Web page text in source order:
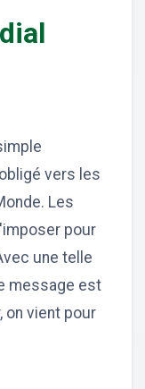
vers les
Les
pour
une telle
message est
on vient pour